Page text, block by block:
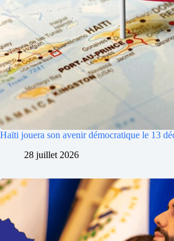
Haïti jouera son avenir démocratique le 13
28 juillet 2026